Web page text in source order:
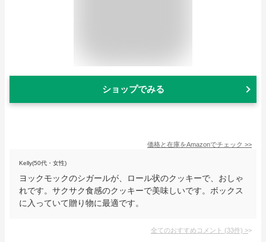
ショップでみる
価格と在庫をAmazonでチェック >>
Kelly(50代・女性)
ヨックモックのシガールが、ロール状のクッキーで、おしゃ
れです。サクサク食感のクッキーで美味しいです。ボックス
に入っていて贈り物に最適です。
全てのおすすめコメント (33件) >